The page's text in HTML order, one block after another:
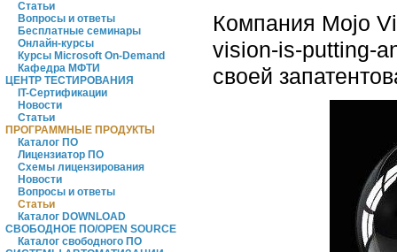
Статьи
Вопросы и ответы
Бесплатные семинары
Онлайн-курсы
Курсы Microsoft On-Demand
Кафедра МФТИ
ЦЕНТР ТЕСТИРОВАНИЯ
IT-Сертификации
Новости
Статьи
ПРОГРАММНЫЕ ПРОДУКТЫ
Каталог ПО
Лицензиатор ПО
Схемы лицензирования
Новости
Вопросы и ответы
Статьи
Каталог DOWNLOAD
СВОБОДНОЕ ПО/OPEN SOURCE
Каталог свободного ПО
Компания Mojo
vision-is-putting-
своей